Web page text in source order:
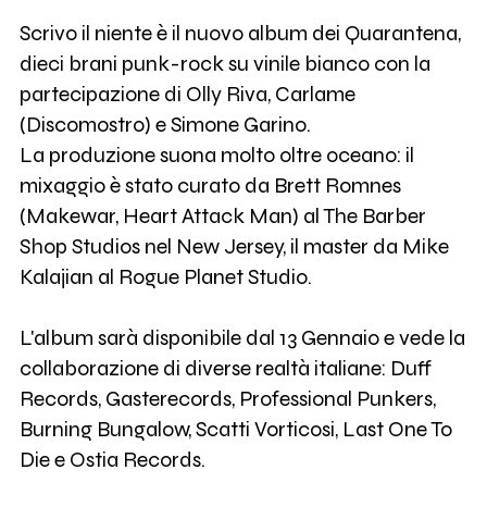
Scrivo il niente è il nuovo album dei Quarantena,
dieci brani punk-rock su vinile bianco con la
partecipazione di Olly Riva, Carlame
(Discomostro) e Simone Garino.
La produzione suona molto oltre oceano: il
mixaggio è stato curato da Brett Romnes
(Makewar, Heart Attack Man) al The Barber
Shop Studios nel New Jersey, il master da Mike
Kalajian al Rogue Planet Studio.
L'album sarà disponibile dal 13 Gennaio e vede la
collaborazione di diverse realtà italiane: Duff
Records, Gasterecords, Professional Punkers,
Burning Bungalow, Scatti Vorticosi, Last One To
Die e Ostia Records.